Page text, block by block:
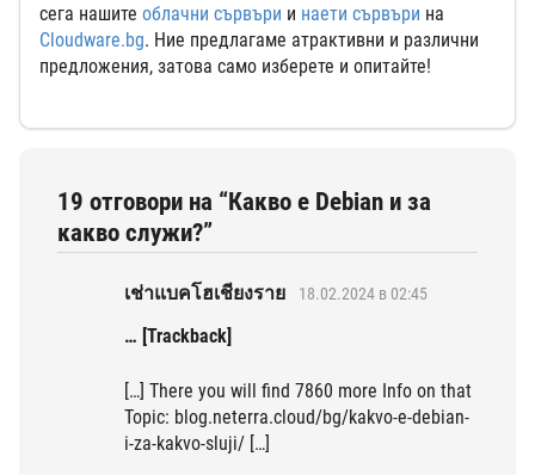
сега нашите облачни сървъри и наети сървъри на
Cloudware.bg. Ние предлагаме атрактивни и различни
предложения, затова само изберете и опитайте!
19 отговори на “Какво е Debian и за
какво служи?”
เช่าแบคโฮเชียงราย 18.02.2024 в 02:45
… [Trackback]
[…] There you will find 7860 more Info on that
Topic: blog.neterra.cloud/bg/kakvo-e-debian-
i-za-kakvo-sluji/ […]